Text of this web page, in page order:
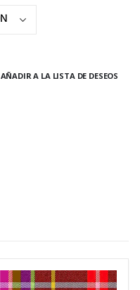
AÑADIR A LA LISTA DE DESEOS